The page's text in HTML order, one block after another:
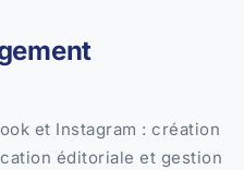
et Instagram : création
éditoriale et gestion